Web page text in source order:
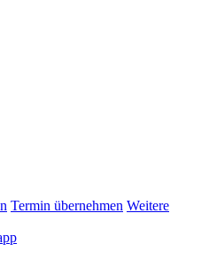
Termin übernehmen Weitere